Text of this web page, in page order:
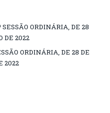
ORDINÁRIA, DE 28
DE 2022
ORDINÁRIA, DE 28 DE
2022